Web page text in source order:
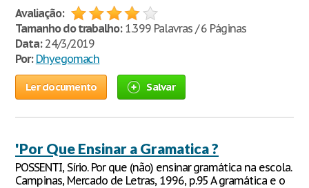
Avaliação:
Tamanho do trabalho:1.399 Palavras / 6 Páginas
Data:24/3/2019
Por: Dhyegomach
Ler documento Salvar
'Por Que Ensinar a Gramatica ?
POSSENTI, Sírio. Por que (não) ensinar gramática na escola.
Campinas, Mercado de Letras, 1996, p.95 A gramática e o